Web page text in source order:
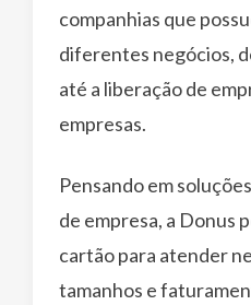
companhias que
diferentes negócios,
até a liberação de
empresas.
Pensando em
de empresa, a Donus
cartão para atender
tamanhos e